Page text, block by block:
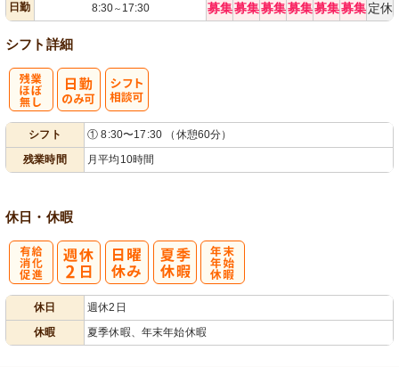
日勤
8:30～ 17:30 募集募集募集募集募集募集 定休
シフト詳細
シフト
① 8:30〜17:30 （休憩60分）
残業時間
月平均10時間
休日・休暇
休日
週休2日
休暇
夏季休暇、年末年始休暇